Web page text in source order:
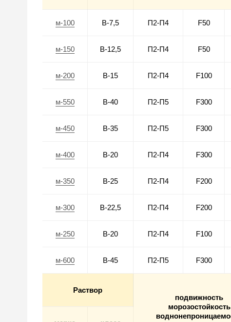
м-100 В-7,5 П2-П4 F50
м-150 В-12,5 П2-П4 F50
м-200 В-15 П2-П4 F100
м-550 В-40 П2-П5 F300
м-450 В-35 П2-П5 F300
м-400 В-20 П2-П4 F300
м-350 В-25 П2-П4 F200
м-300 В-22,5 П2-П4 F200
м-250 В-20 П2-П4 F100
м-600 В-45 П2-П5 F300
Раствор
подвижность
морозостойкость